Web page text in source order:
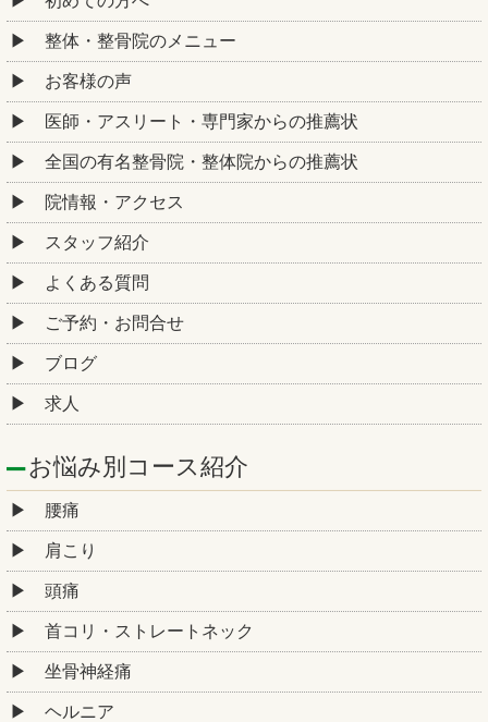
整体・整骨院のメニュー
お客様の声
医師・アスリート・専門家からの推薦状
全国の有名整骨院・整体院からの推薦状
院情報・アクセス
スタッフ紹介
よくある質問
ご予約・お問合せ
ブログ
求人
お悩み別コース紹介
腰痛
肩こり
頭痛
首コリ・ストレートネック
坐骨神経痛
ヘルニア